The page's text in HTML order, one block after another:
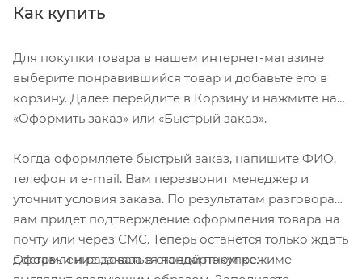
Как купить
Для покупки товара в нашем интернет-магазине
выберите понравившийся товар и добавьте его в
корзину. Далее перейдите в Корзину и нажмите на
«Оформить заказ» или «Быстрый заказ».
Когда оформляете быстрый заказ, напишите ФИО,
телефон и e-mail. Вам перезвонит менеджер и
уточнит условия заказа. По результатам разговора
вам придет подтверждение оформления товара на
почту или через СМС. Теперь останется только ждать
доставки и радоваться новой покупке.
Оформление заказа в стандартном режиме